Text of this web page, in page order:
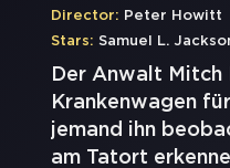
Director: Peter Howitt
Stars: Samuel L.
Der Anwalt Mitch
Krankenwagen
jemand ihn
am Tatort